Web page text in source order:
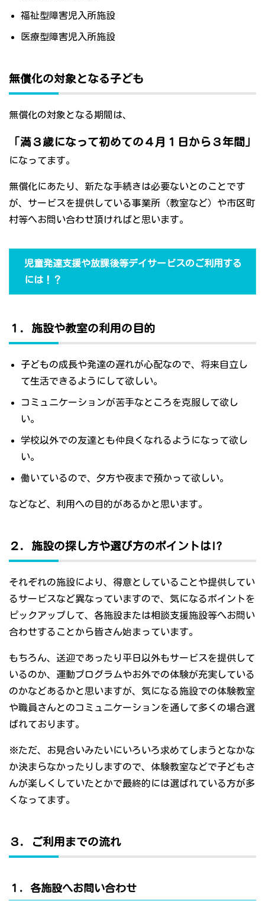
福祉型障害児入所施設
医療型障害児入所施設
無償化の対象となる子ども
無償化の対象となる期間は、
「満３歳になって初めての４月１日から３年間」
になってます。
無償化にあたり、新たな手続きは必要ないとのことです
が、サービスを提供している事業所（教室など）や市区町
村等へお問い合わせ頂ければと思います。
児童発達支援や放課後等デイサービスのご利用する
には！？
１．施設や教室の利用の目的
子どもの成長や発達の遅れが心配なので、将来自立し
て生活できるようにして欲しい。
コミュニケーションが苦手なところを克服して欲し
い。
学校以外での友達とも仲良くなれるようになって欲し
い。
働いているので、夕方や夜まで預かって欲しい。
などなど、利用への目的があるかと思います。
２．施設の探し方や選び方のポイントは!?
それぞれの施設により、得意としていることや提供してい
るサービスなど異なっていますので、気になるポイントを
ピックアップして、各施設または相談支援施設等へお問い
合わせすることから皆さん始まっています。
もちろん、送迎であったり平日以外もサービスを提供して
いるのか、運動プログラムやお外での体験が充実している
のかなどあるかと思いますが、気になる施設での体験教室
や職員さんとのコミュニケーションを通して多くの場合選
ばれております。
※ただ、お見合いみたいにいろいろ求めてしまうとなかな
か決まらなかったりしますので、体験教室などで子どもさ
んが楽しくしていたとかで最終的には選ばれている方が多
くなってます。
３．ご利用までの流れ
１．各施設へお問い合わせ